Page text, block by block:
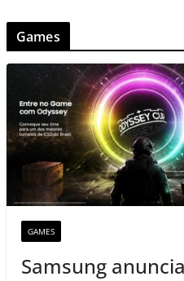
Games
GAMES
Samsung anuncia